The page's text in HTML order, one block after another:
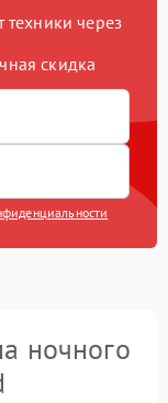
через
скидка
ночного